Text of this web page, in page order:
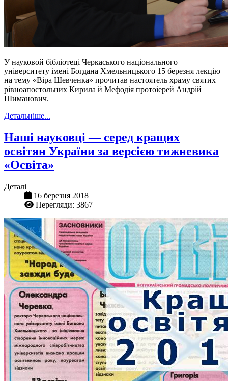
У науковой бібліотеці Черкаського національного
університету імені Богдана Хмельницького 15 березня лекцію
на тему «Віра Шевченка» прочитав настоятель храму святих
рівноапостольних Кирила й Мефодія протоіерей Андрій
Шиманович.
Детальніше...
Наші науковці — серед кращих
освітян України за версією тижневика
«Освіта»
Деталі
16 березня 2018
Перегляди: 3867